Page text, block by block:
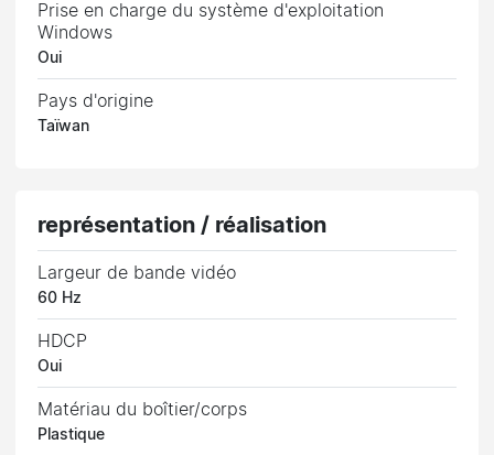
Prise en charge du système d'exploitation
Windows
Oui
Pays d'origine
Taïwan
représentation / réalisation
Largeur de bande vidéo
60 Hz
HDCP
Oui
Matériau du boîtier/corps
Plastique